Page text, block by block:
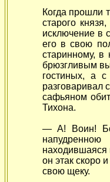
Когда прошли
старого
исключение в
его в свою
старинному,
брюзгливым
гостиных, а
разговаривал
сафьяном
Тихона.
— А! Воин!
находившаяся
он этак скоро
свою щеку.